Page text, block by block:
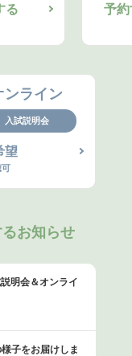
る 予
ンライン
入試説明会
望
可
お知らせ
明会＆オンライ
子をお届けしま